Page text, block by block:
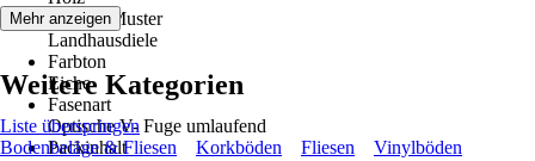
Dekor / Muster
Landhausdiele
Farbton
Eiche
Fasenart
Optische V- Fuge umlaufend
Packinhalt
Mehr anzeigen
Weitere Kategorien
Liste überspringen
Bodenbeläge & Fliesen
Korkböden Fliesen
Vinylböden